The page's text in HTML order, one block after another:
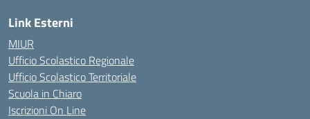
Link Esterni
MIUR
Ufficio Scolastico Regionale
Ufficio Scolastico Territoriale
Scuola in Chiaro
Iscrizioni On Line